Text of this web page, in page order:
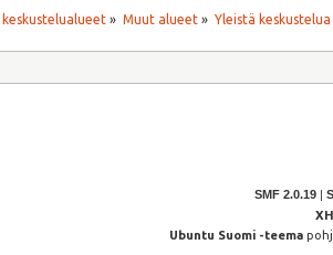
» Muut alueet» Yleistä keskustelua
SMF 2.0.19 |
Ubuntu Suomi -teema